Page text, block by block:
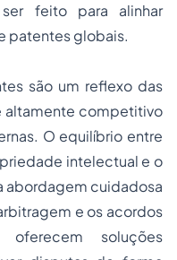
feito para alinhar
patentes globais.
são um reflexo das
altamente competitivo
O equilíbrio entre
intelectual e o
abordagem cuidadosa
e os acordos
oferecem soluções